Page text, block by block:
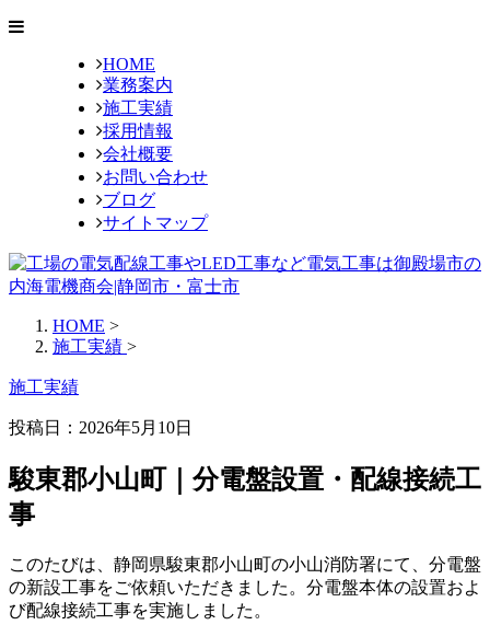
HOME
業務案内
施工実績
採用情報
会社概要
お問い合わせ
ブログ
サイトマップ
HOME >
施工実績 >
施工実績
投稿日：2026年5月10日
駿東郡小山町｜分電盤設置・配線接続工
事
このたびは、静岡県駿東郡小山町の小山消防署にて、分電盤
の新設工事をご依頼いただきました。分電盤本体の設置およ
び配線接続工事を実施しました。